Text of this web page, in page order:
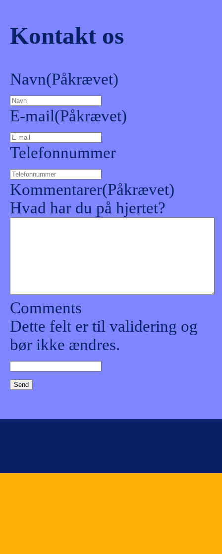
Kontakt os
Navn(Påkrævet)
E-mail(Påkrævet)
Telefonnummer
Kommentarer(Påkrævet)
Hvad har du på hjertet?
Comments
Dette felt er til validering og
bør ikke ændres.